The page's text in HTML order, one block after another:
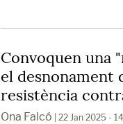
Convoquen una
el desnonament
resistència
Ona Falcó | 22 Jan 2025 -